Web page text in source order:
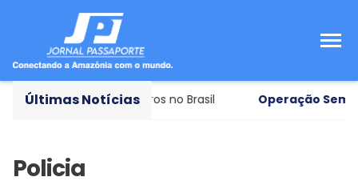
Últimas Notícias
a queda dos juros no Brasil Operação Sem